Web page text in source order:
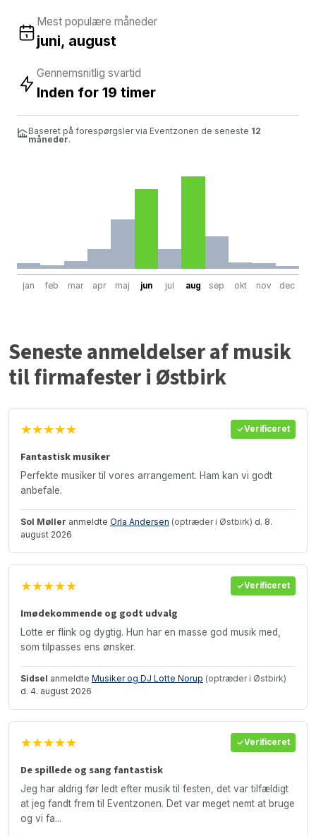
Mest populære måneder
juni, august
Gennemsnitlig svartid
Inden for 19 timer
Baseret på forespørgsler via Eventzonen de seneste 12
måneder.
jan feb mar apr maj jun jul aug sep okt nov dec
Seneste anmeldelser af musik
til firmafester i Østbirk
★★★★★ Verificeret
Fantastisk musiker
Perfekte musiker til vores arrangement. Ham kan vi godt
anbefale.
Sol Møller anmeldte Orla Andersen (optræder i Østbirk) d. 8.
august 2026
★★★★★ Verificeret
Imødekommende og godt udvalg
Lotte er flink og dygtig. Hun har en masse god musik med,
som tilpasses ens ønsker.
Sidsel anmeldte Musiker og DJ Lotte Norup (optræder i Østbirk)
d. 4. august 2026
★★★★★ Verificeret
De spillede og sang fantastisk
Jeg har aldrig før ledt efter musik til festen, det var tilfældigt
at jeg fandt frem til Eventzonen. Det var meget nemt at bruge
og vi fa...